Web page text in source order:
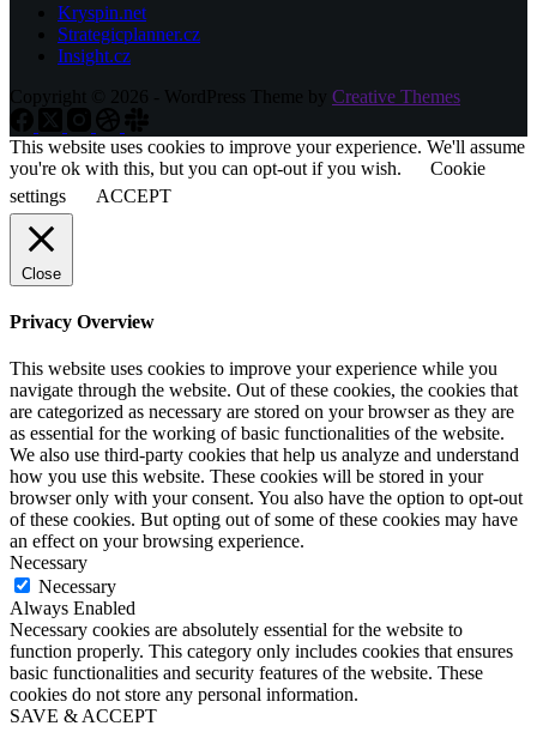
Kryspin.net
Strategicplanner.cz
Insight.cz
Copyright © 2026 - WordPress Theme by Creative Themes
This website uses cookies to improve your experience. We'll assume
you're ok with this, but you can opt-out if you wish.
Cookie
settings
ACCEPT
Close
Privacy Overview
This website uses cookies to improve your experience while you
navigate through the website. Out of these cookies, the cookies that
are categorized as necessary are stored on your browser as they are
as essential for the working of basic functionalities of the website.
We also use third-party cookies that help us analyze and understand
how you use this website. These cookies will be stored in your
browser only with your consent. You also have the option to opt-out
of these cookies. But opting out of some of these cookies may have
an effect on your browsing experience.
Necessary
Necessary
Always Enabled
Necessary cookies are absolutely essential for the website to
function properly. This category only includes cookies that ensures
basic functionalities and security features of the website. These
cookies do not store any personal information.
SAVE & ACCEPT